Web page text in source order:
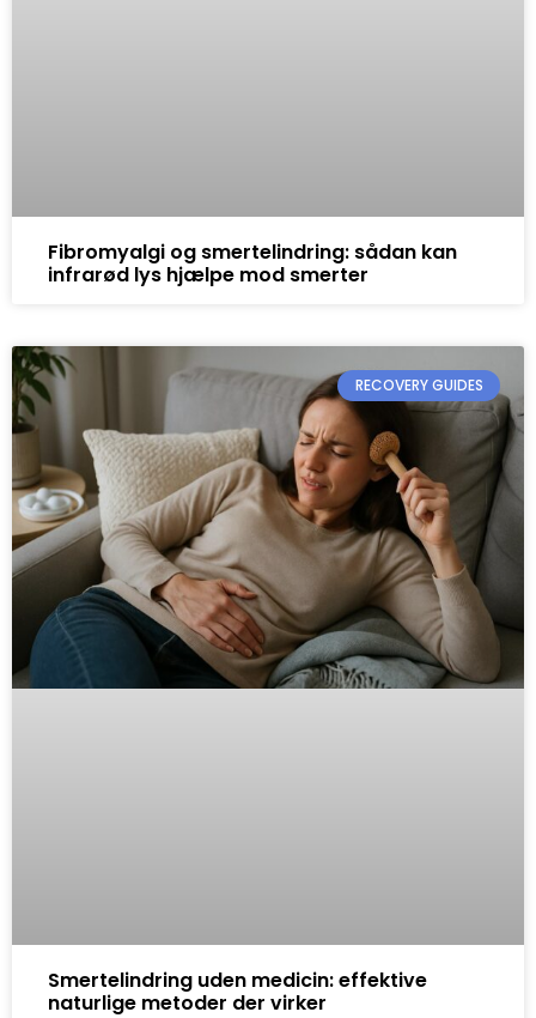
Fibromyalgi og smertelindring: sådan kan
infrarød lys hjælpe mod smerter
RECOVERY GUIDES
Smertelindring uden medicin: effektive
naturlige metoder der virker